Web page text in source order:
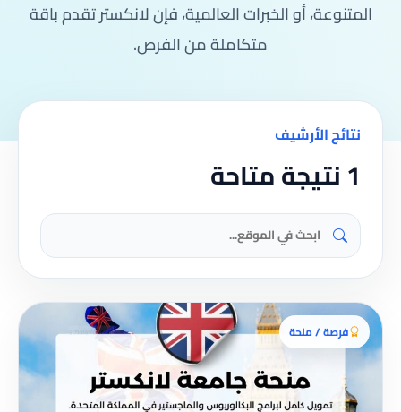
المتنوعة، أو الخبرات العالمية، فإن لانكستر تقدم باقة
متكاملة من الفرص.
نتائج الأرشيف
1 نتيجة متاحة
فرصة / منحة